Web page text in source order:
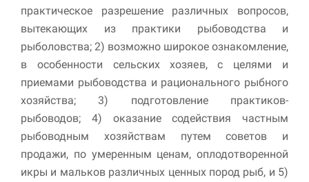
практиче­ское разрешение различных вопросов,
вытекающих из практики рыбоводства и
рыболовства; 2) возможно широкое ознакомление,
в особенности сельских хозяев, с целями и
приемами рыбоводства и рационального рыбного
хозяйства; 3) подготовление практиков-
рыбоводов; 4) оказание содействия частным
рыбоводным хозяйствам путем советов и
продажи, по умеренным ценам, оплодотворенной
икры и мальков различных ценных пород рыб, и 5)